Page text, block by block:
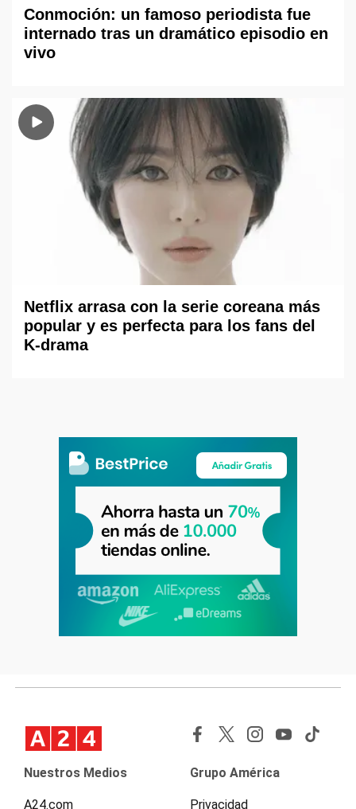
Conmoción: un famoso periodista fue
internado tras un dramático episodio en
vivo
Netflix arrasa con la serie coreana más
popular y es perfecta para los fans del
K-drama
Nuestros Medios
A24.com
Grupo América
Privacidad